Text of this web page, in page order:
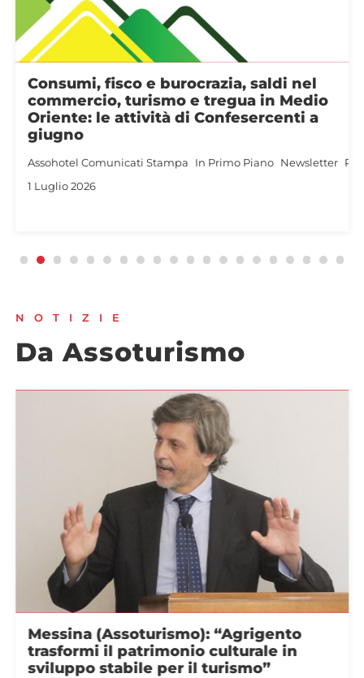
Consumi, fisco e burocrazia, saldi nel
commercio, turismo e tregua in Medio
Oriente: le attività di Confesercenti a
giugno
Assohotel Comunicati Stampa In Primo Piano Newsletter
1 Luglio 2026
NOTIZIE
Da Assoturismo
Messina (Assoturismo): “Agrigento
trasformi il patrimonio culturale in
sviluppo stabile per il turismo”